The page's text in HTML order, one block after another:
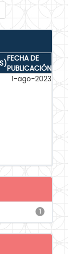
FECHA DE
PUBLICACIÓN
1-ago-2023
1